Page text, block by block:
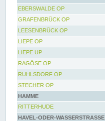
EBERSWALDE OP
GRAFENBRÜCK OP
LEESENBRÜCK OP
LIEPE OP
LIEPE UP
RAGÖSE OP
RUHLSDORF OP
STECHER OP
HAMME
RITTERHUDE
HAVEL-ODER-WASSERSTRASSE